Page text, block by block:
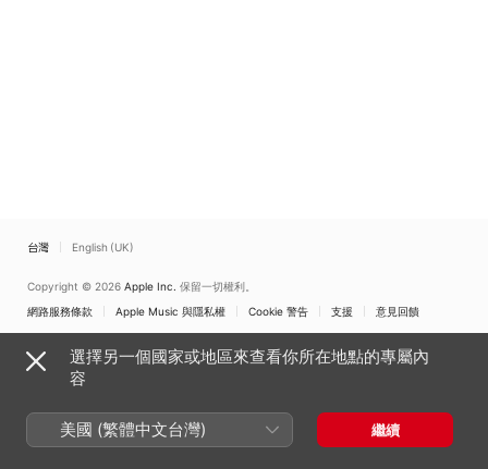
台灣 English (UK)
Copyright © 2026 Apple Inc. 保留一切權利。
網路服務條款
Apple Music 與隱私權 Cookie 警告 支援 意見回饋
選擇另一個國家或地區來查看你所在地點的專屬內
容
美國 (繁體中文台灣) 繼續